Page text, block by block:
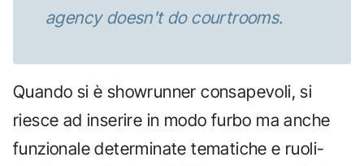
agency doesn't do courtrooms.
Quando si è showrunner consapevoli, si
riesce ad inserire in modo furbo ma anche
funzionale determinate tematiche e ruoli-